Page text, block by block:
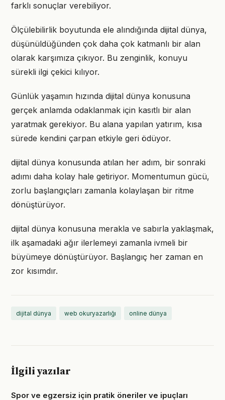
farklı sonuçlar verebiliyor.
Ölçülebilirlik boyutunda ele alındığında dijital dünya,
düşünüldüğünden çok daha çok katmanlı bir alan
olarak karşımıza çıkıyor. Bu zenginlik, konuyu
sürekli ilgi çekici kılıyor.
Günlük yaşamın hızında dijital dünya konusuna
gerçek anlamda odaklanmak için kasıtlı bir alan
yaratmak gerekiyor. Bu alana yapılan yatırım, kısa
sürede kendini çarpan etkiyle geri ödüyor.
dijital dünya konusunda atılan her adım, bir sonraki
adımı daha kolay hale getiriyor. Momentumun gücü,
zorlu başlangıçları zamanla kolaylaşan bir ritme
dönüştürüyor.
dijital dünya konusuna merakla ve sabırla yaklaşmak,
ilk aşamadaki ağır ilerlemeyi zamanla ivmeli bir
büyümeye dönüştürüyor. Başlangıç her zaman en
zor kısımdır.
dijital dünya web okuryazarlığı online dünya
İlgili yazılar
Spor ve egzersiz için pratik öneriler ve ipuçları